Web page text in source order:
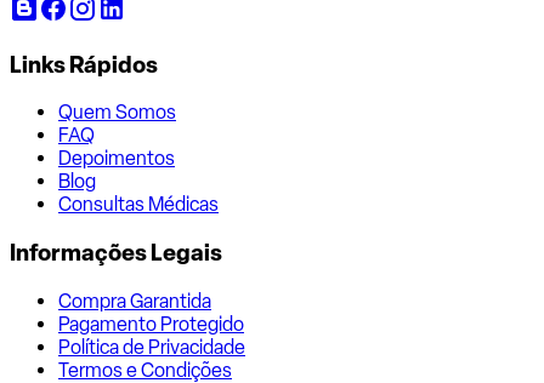
Links Rápidos
Quem Somos
FAQ
Depoimentos
Blog
Consultas Médicas
Informações Legais
Compra Garantida
Pagamento Protegido
Política de Privacidade
Termos e Condições